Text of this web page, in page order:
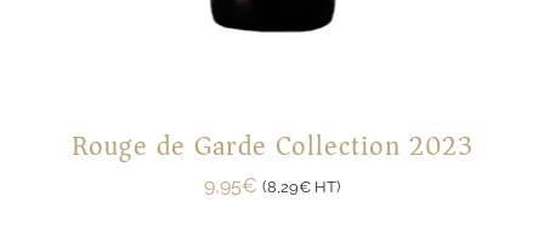
Rouge de Garde Collection 2023
9,95€ (8,29€ HT)